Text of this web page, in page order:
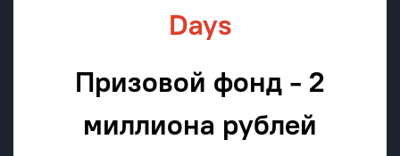
Days
Призовой фонд - 2
миллиона рублей